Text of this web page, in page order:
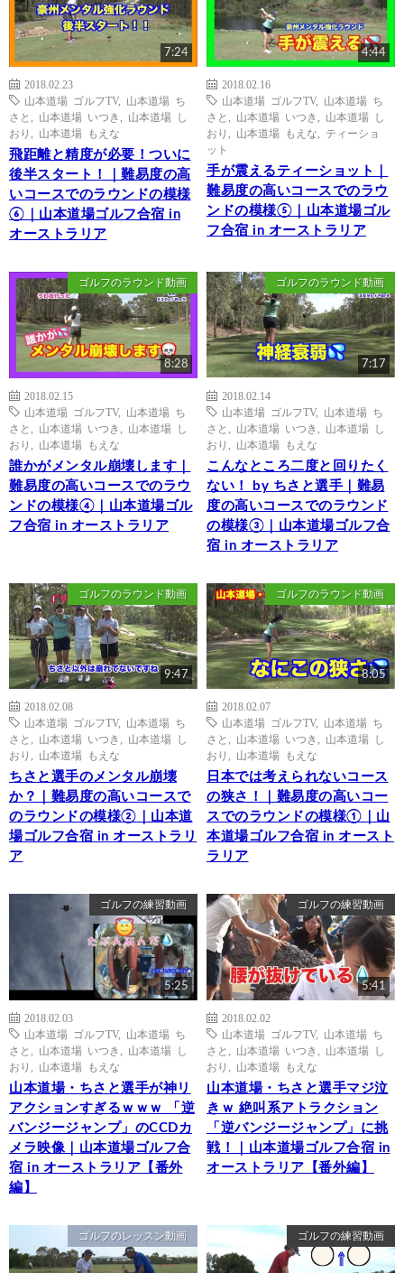
7:24
2018.02.23
山本道場 ゴルフTV, 山本道場 ち
さと
山本道場 いつき
山本道場 し
おり
山本道場 もえな
飛距離と精度が必要！ついに
後半スタート！｜難易度の高
いコースでのラウンドの模様
⑥｜山本道場ゴルフ合宿 in
オーストラリア
4:44
2018.02.16
山本道場 ゴルフTV, 山本道場 ち
さと
山本道場 いつき
山本道場 し
おり
山本道場 もえな
ティーショ
ット
手が震えるティーショット｜
難易度の高いコースでのラウ
ンドの模様⑤｜山本道場ゴル
フ合宿 in オーストラリア
ゴルフのラウンド動画
8:28
2018.02.15
山本道場 ゴルフTV, 山本道場 ち
さと
山本道場 いつき
山本道場 し
おり
山本道場 もえな
誰かがメンタル崩壊します｜
難易度の高いコースでのラウ
ンドの模様④｜山本道場ゴル
フ合宿 in オーストラリア
ゴルフのラウンド動画
7:17
2018.02.14
山本道場 ゴルフTV, 山本道場 ち
さと
山本道場 いつき
山本道場 し
おり
山本道場 もえな
こんなところ二度と回りたく
ない！ by ちさと選手｜難易
度の高いコースでのラウンド
の模様③｜山本道場ゴルフ合
宿 in オーストラリア
ゴルフのラウンド動画
9:47
2018.02.08
山本道場 ゴルフTV, 山本道場 ち
さと
山本道場 いつき
山本道場 し
おり
山本道場 もえな
ちさと選手のメンタル崩壊
か？｜難易度の高いコースで
のラウンドの模様②｜山本道
場ゴルフ合宿 in オーストラリ
ア
ゴルフのラウンド動画
8:05
2018.02.07
山本道場 ゴルフTV, 山本道場 ち
さと
山本道場 いつき
山本道場 し
おり
山本道場 もえな
日本では考えられないコース
の狭さ！｜難易度の高いコー
スでのラウンドの模様①｜山
本道場ゴルフ合宿 in オースト
ラリア
ゴルフの練習動画
5:25
2018.02.03
山本道場 ゴルフTV, 山本道場 ち
さと
山本道場 いつき
山本道場 し
おり
山本道場 もえな
山本道場・ちさと選手が神リ
アクションすぎるｗｗｗ 「逆
バンジージャンプ」のCCDカ
メラ映像｜山本道場ゴルフ合
宿 in オーストラリア【番外
編】
ゴルフの練習動画
5:41
2018.02.02
山本道場 ゴルフTV, 山本道場 ち
さと
山本道場 いつき
山本道場 し
おり
山本道場 もえな
山本道場・ちさと選手マジ泣
きｗ 絶叫系アトラクション
「逆バンジージャンプ」に挑
戦！｜山本道場ゴルフ合宿 in
オーストラリア【番外編】
ゴルフのレッスン動画 ゴルフの練習動画